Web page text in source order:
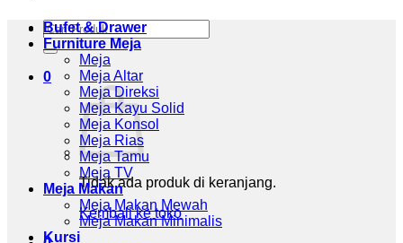
Pencarian
untuk:
0
Tidak ada produk di keranjang.
Kembali ke toko
Bufet & Drawer
Furniture Meja
Meja
Meja Altar
Meja Direksi
Meja Kayu Solid
Meja Konsol
Meja Rias
Meja Tamu
Meja TV
Meja Makan
Meja Makan Mewah
Meja Makan Minimalis
Kursi